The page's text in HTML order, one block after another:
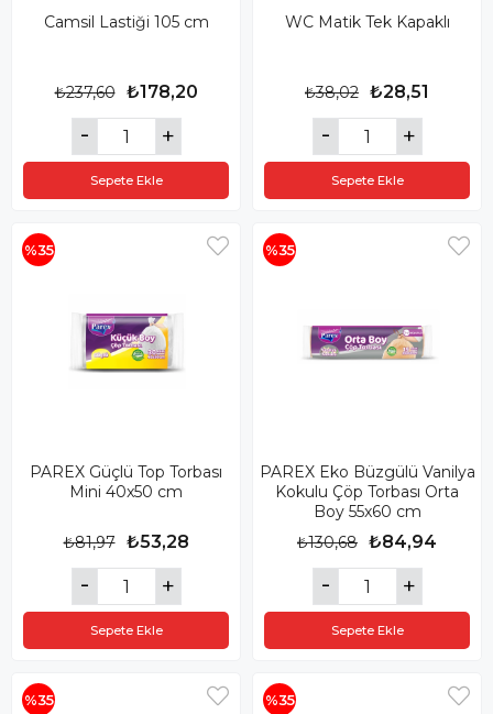
Camsil Lastiği 105 cm
₺178,20
₺237,60
Sepete Ekle
WC Matik Tek Kapaklı
₺28,51
₺38,02
Sepete Ekle
PAREX Güçlü Top Torbası
Mini 40x50 cm
₺53,28
₺81,97
Sepete Ekle
%35
PAREX Eko Büzgülü Vanilya
Kokulu Çöp Torbası Orta
Boy 55x60 cm
₺84,94
₺130,68
Sepete Ekle
%35
%35 %35